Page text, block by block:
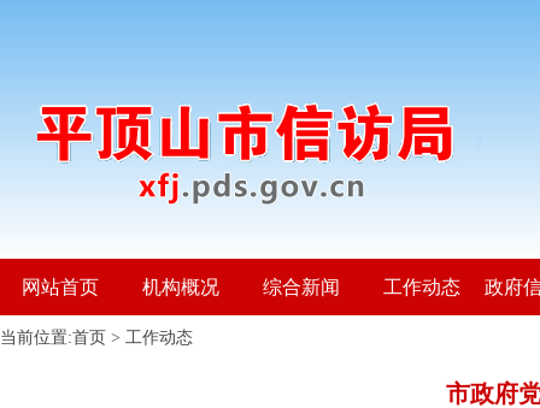
网站首页 机构概况 综合新闻 工作动态 政府
当前位置:首页 > 工作动态
市政府